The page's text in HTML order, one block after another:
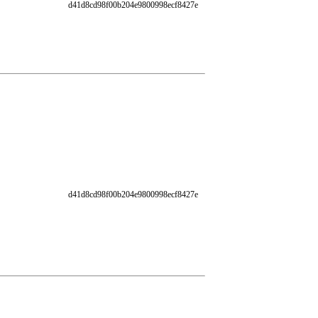
d41d8cd98f00b204e9800998ecf8427e
d41d8cd98f00b204e9800998ecf8427e